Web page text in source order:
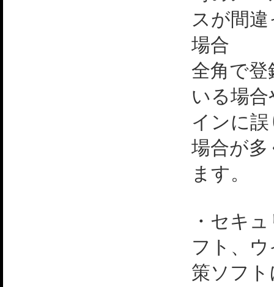
スが間
場合
全角で
いる場
インに
場合が
ます。
・セキ
フト、
策ソフ